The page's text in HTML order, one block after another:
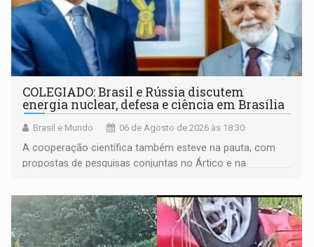
COLEGIADO: Brasil e Rússia discutem
energia nuclear, defesa e ciência em Brasília
Brasil e Mundo 06 de Agosto de 2026 às 18:30
A cooperação científica também esteve na pauta, com
propostas de pesquisas conjuntas no Ártico e na